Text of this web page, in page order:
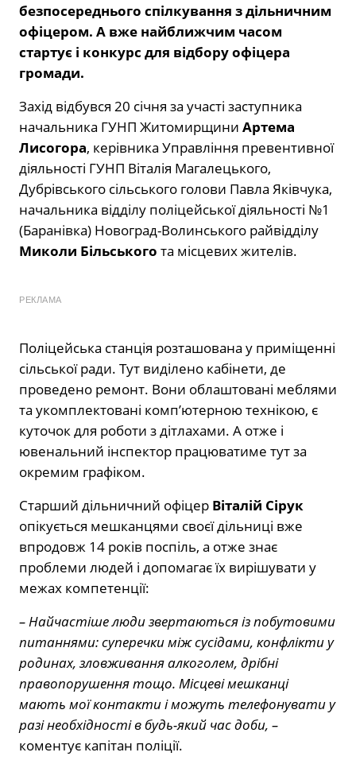
безпосереднього спілкування з дільничним
офіцером. А вже найближчим часом
стартує і конкурс для відбору офіцера
громади.
Захід відбувся 20 січня за участі заступника
начальника ГУНП Житомирщини Артема
Лисогора, керівника Управління превентивної
діяльності ГУНП Віталія Магалецького,
Дубрівського сільського голови Павла Яківчука,
начальника відділу поліцейської діяльності №1
(Баранівка) Новоград-Волинського райвідділу
Миколи Більського та місцевих жителів.
РЕКЛАМА
Поліцейська станція розташована у приміщенні
сільської ради. Тут виділено кабінети, де
проведено ремонт. Вони облаштовані меблями
та укомплектовані комп’ютерною технікою, є
куточок для роботи з дітлахами. А отже і
ювенальний інспектор працюватиме тут за
окремим графіком.
Старший дільничний офіцер Віталій Сірук
опікується мешканцями своєї дільниці вже
впродовж 14 років поспіль, а отже знає
проблеми людей і допомагає їх вирішувати у
межах компетенції:
– Найчастіше люди звертаються із побутовими
питаннями: суперечки між сусідами, конфлікти у
родинах, зловживання алкоголем, дрібні
правопорушення тощо. Місцеві мешканці
мають мої контакти і можуть телефонувати у
разі необхідності в будь-який час доби, –
коментує капітан поліції.